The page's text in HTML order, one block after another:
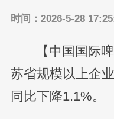
时间：2026-5-28
【中国国际
苏省规模以上企
同比下降1.1%。